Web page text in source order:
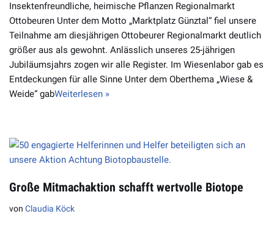
Insektenfreundliche, heimische Pflanzen Regionalmarkt
Ottobeuren Unter dem Motto „Marktplatz Günztal“ fiel unsere
Teilnahme am diesjährigen Ottobeurer Regionalmarkt deutlich
größer aus als gewohnt. Anlässlich unseres 25-jährigen
Jubiläumsjahrs zogen wir alle Register. Im Wiesenlabor gab es
Entdeckungen für alle Sinne Unter dem Oberthema „Wiese &
Weide“ gabWeiterlesen »
Große Mitmachaktion schafft wertvolle Biotope
von Claudia Köck